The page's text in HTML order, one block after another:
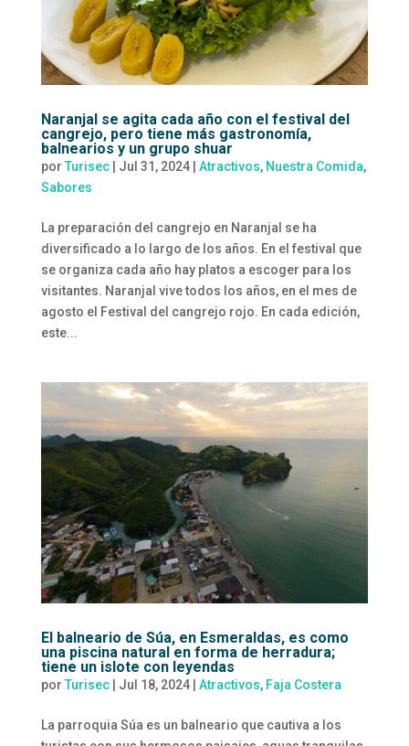
Naranjal se agita cada año con el festival del
cangrejo, pero tiene más gastronomía,
balnearios y un grupo shuar
por Turisec| Jul 31, 2024| Atractivos, Nuestra Comida,
Sabores
La preparación del cangrejo en Naranjal se ha
diversificado a lo largo de los años. En el festival que
se organiza cada año hay platos a escoger para los
visitantes. Naranjal vive todos los años, en el mes de
agosto el Festival del cangrejo rojo. En cada edición,
este...
El balneario de Súa, en Esmeraldas, es como
una piscina natural en forma de herradura;
tiene un islote con leyendas
por Turisec| Jul 18, 2024| Atractivos, Faja Costera
La parroquia Súa es un balneario que cautiva a los